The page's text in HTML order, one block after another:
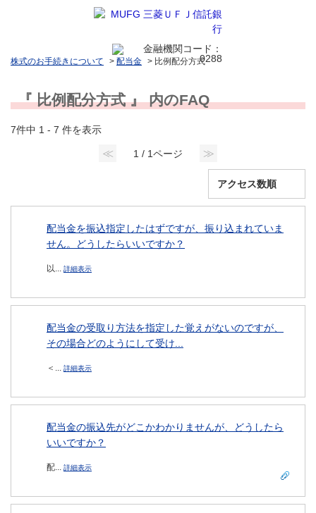
株式のお手続きについて > 配当金 > 比例配分方式
『 比例配分方式 』 内のFAQ
7件中 1 - 7 件を表示
≪ 1 / 1ページ ≫
配当金を振込指定したはずですが、振り込まれていま
せん。どうしたらいいですか？
以... 詳細表示
配当金の受取り方法を指定した覚えがないのですが、
その場合どのようにして受け...
＜... 詳細表示
配当金の振込先がどこかわかりませんが、どうしたら
いいですか？
配... 詳細表示